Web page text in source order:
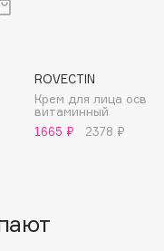
ROVECTIN
Крем для лица
витаминный
1665 ₽
2378 ₽